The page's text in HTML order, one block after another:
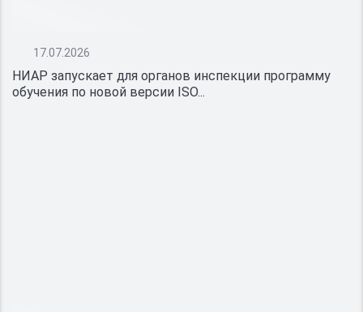
17.07.2026
НИАР запускает для органов инспекции программу
обучения по новой версии ISO...